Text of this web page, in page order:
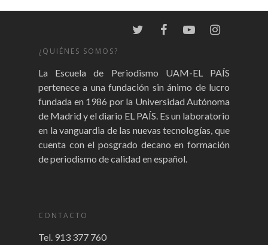
¿QUIÉNES SOMOS?
La Escuela de Periodismo UAM-EL PAÍS
pertenece a una fundación sin ánimo de lucro
fundada en 1986 por la Universidad Autónoma
de Madrid y el diario EL PAÍS. Es un laboratorio
en la vanguardia de las nuevas tecnologías, que
cuenta con el posgrado decano en formación
de periodismo de calidad en español.
CONTACTO
Tel. 913 377 760